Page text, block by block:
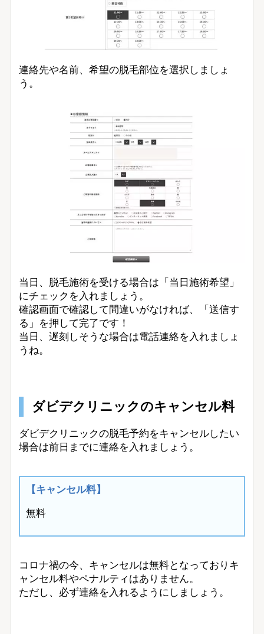
連絡先や名前、希望の脱毛部位を選択しましょ
う。
当日、脱毛施術を受ける場合は「当日施術希望」
にチェックを入れましょう。
確認画面で確認して間違いがなければ、「送信す
る」を押して完了です！
当日、遅刻しそうな場合は電話連絡を入れましょ
うね。
ダビデクリニックのキャンセル料
ダビデクリニックの脱毛予約をキャンセルしたい
場合は前日までに連絡を入れましょう。
【キャンセル料】
無料
コロナ禍の今、キャンセルは無料となっておりキ
ャンセル料やペナルティはありません。
ただし、必ず連絡を入れるようにしましょう。